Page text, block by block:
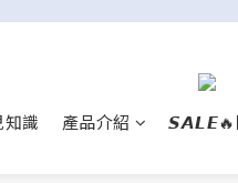
知識 產品介紹 𝙎𝘼𝙇𝙀🔥